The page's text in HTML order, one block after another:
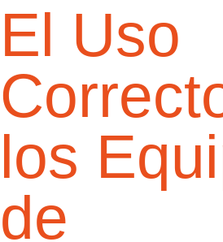
El Uso
los
de